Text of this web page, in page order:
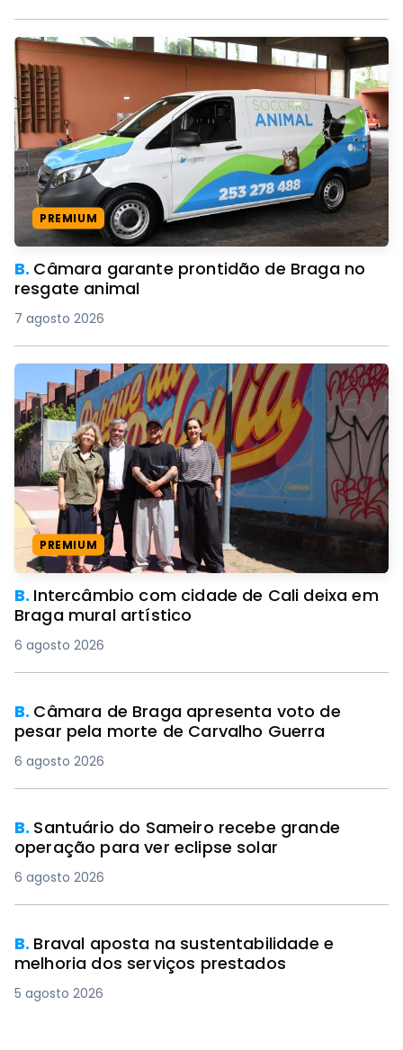
PREMIUM
B. Câmara garante prontidão de Braga no
resgate animal
7 agosto 2026
PREMIUM
B. Intercâmbio com cidade de Cali deixa em
Braga mural artístico
6 agosto 2026
B. Câmara de Braga apresenta voto de
pesar pela morte de Carvalho Guerra
6 agosto 2026
B. Santuário do Sameiro recebe grande
operação para ver eclipse solar
6 agosto 2026
B. Braval aposta na sustentabilidade e
melhoria dos serviços prestados
5 agosto 2026